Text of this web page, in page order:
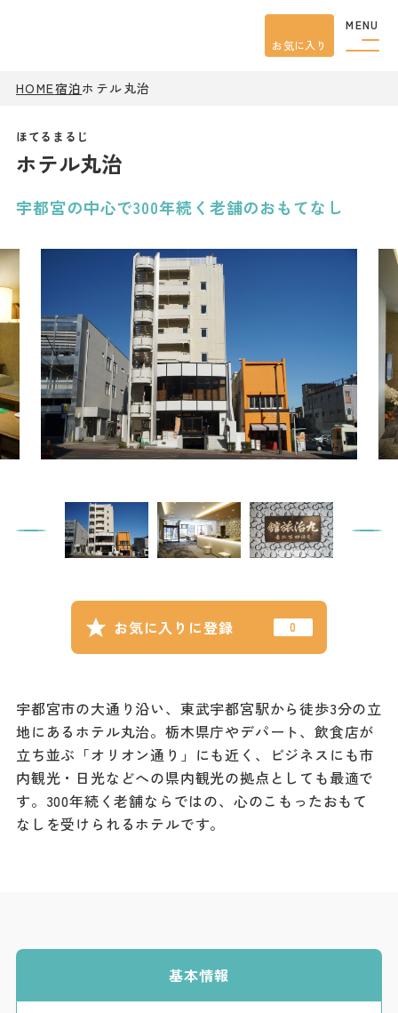
MENU
お気に入り
HOME宿泊ホテル丸治
ホテル丸治
お気に入りに登録
宇都宮の中心で300年続く老舗のおもてなし
宇都宮市の大通り沿い、東武宇都宮駅から徒歩3分の立
地にあるホテル丸治。栃木県庁やデパート、飲食店が
立ち並ぶ「オリオン通り」にも近く、ビジネスにも市
内観光・日光などへの県内観光の拠点としても最適で
す。300年続く老舗ならではの、心のこもったおもて
なしを受けられるホテルです。
基本情報
イベント
宿泊
ピックアップ
はじめての宇都宮
宇都宮市民ライター
記事
市民がおすすめ！餃
子店
撮影支援・
MICE
フィルムコミ
ッション
Languag
e
フォトダウン
ロード
パンフレット